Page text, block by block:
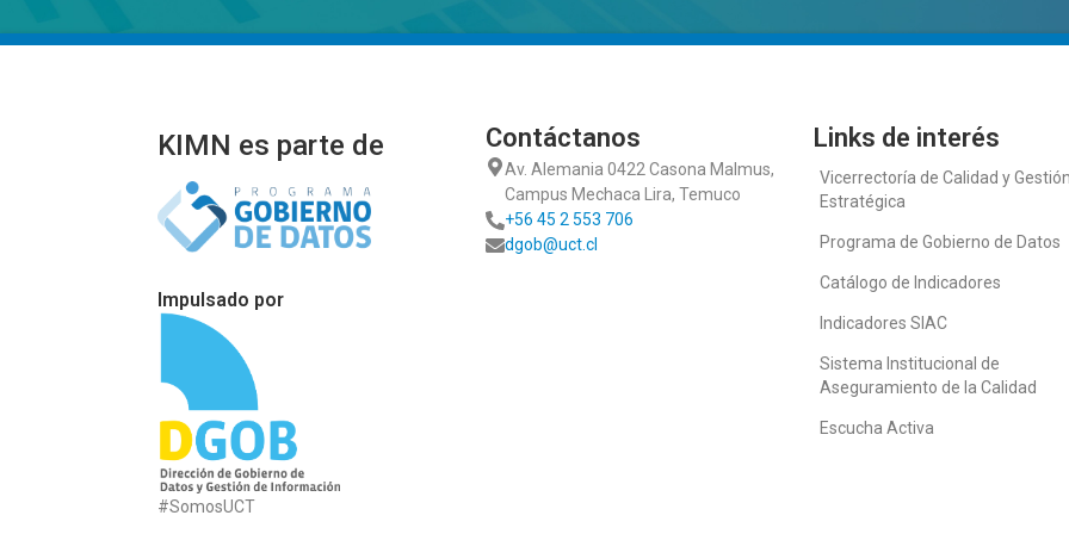
KIMN es parte de
Impulsado por
#SomosUCT
Contáctanos
Av. Alemania 0422 Casona Malmus,
Campus Mechaca Lira, Temuco
+56 45 2 553 706
dgob@uct.cl
Links de interés
Vicerrectoría de Calidad y
Estratégica
Programa de Gobierno de Datos
Catálogo de Indicadores
Indicadores SIAC
Sistema Institucional de
Aseguramiento de la Calidad
Escucha Activa